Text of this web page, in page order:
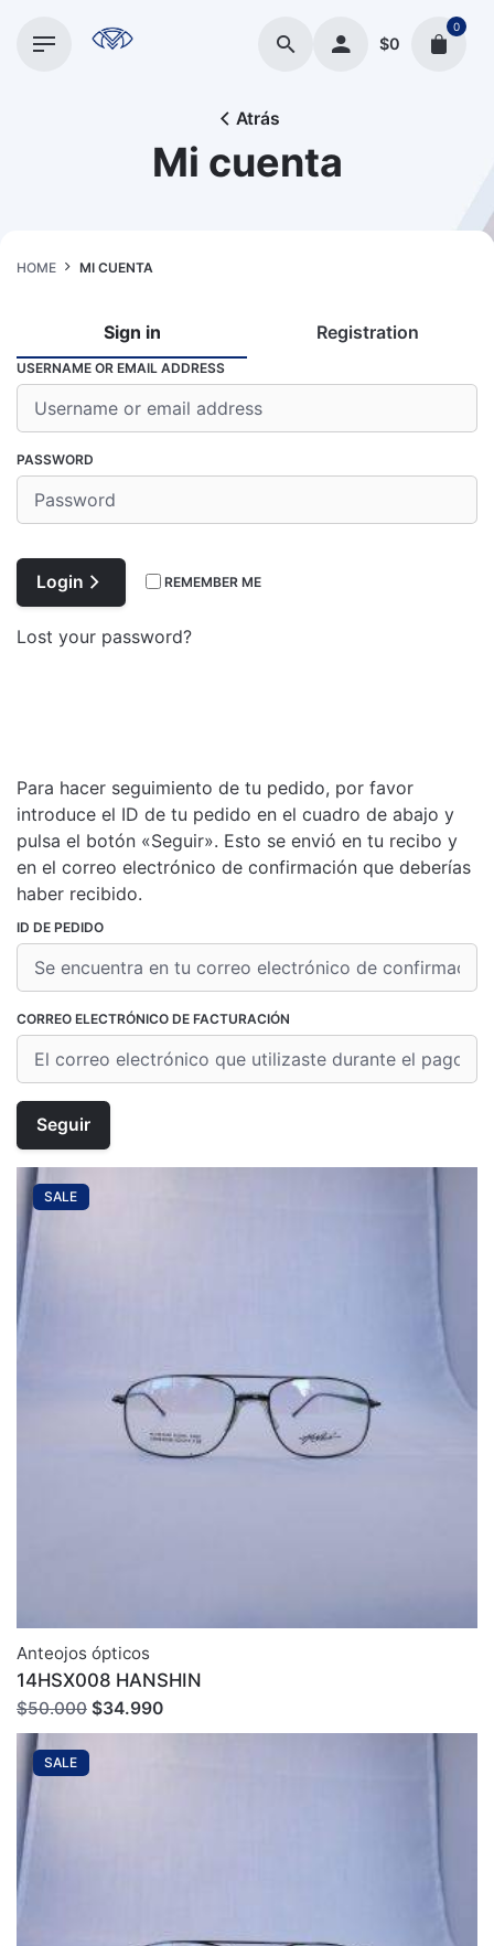
$0
0
Atrás
Mi cuenta
HOME MI CUENTA
Sign in Registration
USERNAME OR EMAIL ADDRESS
PASSWORD
Login REMEMBER ME
Lost your password?
EMAIL ADDRESS
Register
Para hacer seguimiento de tu pedido, por favor
introduce el ID de tu pedido en el cuadro de abajo y
pulsa el botón «Seguir». Esto se envió en tu recibo y
en el correo electrónico de confirmación que deberías
haber recibido.
ID DE PEDIDO
CORREO ELECTRÓNICO DE FACTURACIÓN
Seguir
SALE
Anteojos ópticos
14HSX008 HANSHIN
$50.000 El
precio
$34.990El
precio
SALE